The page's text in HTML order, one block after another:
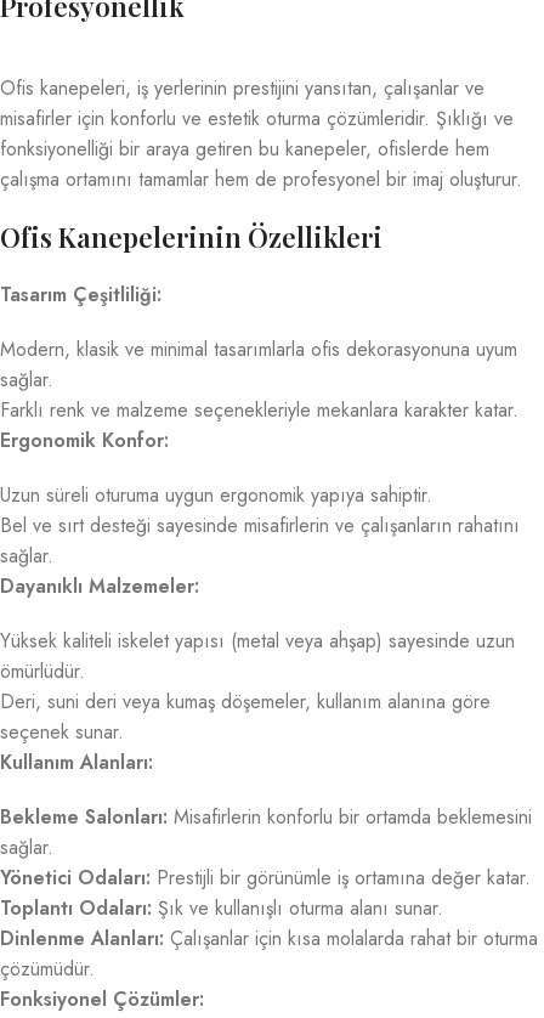
Ofis kanepeleri, iş yerlerinin prestijini yansıtan, çalışanlar ve
misafirler için konforlu ve estetik oturma çözümleridir. Şıklığı ve
fonksiyonelliği bir araya getiren bu kanepeler, ofislerde hem
çalışma ortamını tamamlar hem de profesyonel bir imaj oluşturur.
Ofis Kanepelerinin Özellikleri
Tasarım Çeşitliliği:
Modern, klasik ve minimal tasarımlarla ofis dekorasyonuna uyum
sağlar.
Farklı renk ve malzeme seçenekleriyle mekanlara karakter katar.
Ergonomik Konfor:
Uzun süreli oturuma uygun ergonomik yapıya sahiptir.
Bel ve sırt desteği sayesinde misafirlerin ve çalışanların rahatını
sağlar.
Dayanıklı Malzemeler:
Yüksek kaliteli iskelet yapısı (metal veya ahşap) sayesinde uzun
ömürlüdür.
Deri, suni deri veya kumaş döşemeler, kullanım alanına göre
seçenek sunar.
Kullanım Alanları:
Bekleme Salonları: Misafirlerin konforlu bir ortamda beklemesini
sağlar.
Yönetici Odaları: Prestijli bir görünümle iş ortamına değer katar.
Toplantı Odaları: Şık ve kullanışlı oturma alanı sunar.
Dinlenme Alanları: Çalışanlar için kısa molalarda rahat bir oturma
çözümüdür.
Fonksiyonel Çözümler: